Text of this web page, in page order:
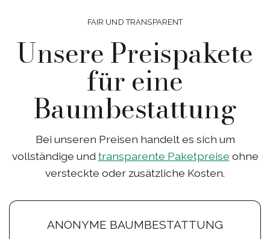
FAIR UND TRANSPARENT
Unsere Preispakete
für eine
Baumbestattung
Bei unseren Preisen handelt es sich um
vollständige und transparente Paketpreise ohne
versteckte oder zusätzliche Kosten.
ANONYME BAUMBESTATTUNG